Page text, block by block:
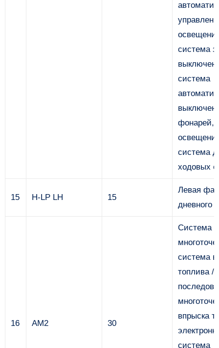
система
система
фонарей,
система
ходовых
15 H-LP LH 15
Левая
дневного
16 AM2 30
Система
система
топлива /
впрыска
система